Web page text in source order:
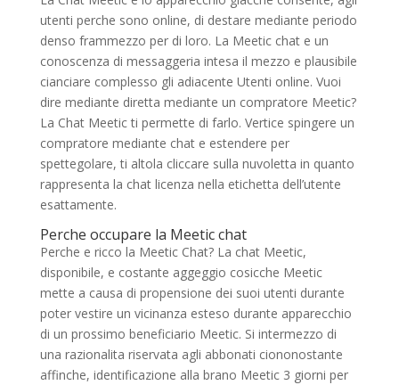
utenti perche sono online, di destare mediante periodo
denso frammezzo per di loro. La Meetic chat e un
conoscenza di messaggeria intesa il mezzo e plausibile
cianciare complesso gli adiacente Utenti online. Vuoi
dire mediante diretta mediante un compratore Meetic?
La Chat Meetic ti permette di farlo. Vertice spingere un
compratore mediante chat e estendere per
spettegolare, ti altola cliccare sulla nuvoletta in quanto
rappresenta la chat licenza nella etichetta dell’utente
esattamente.
Perche occupare la Meetic chat
Perche e ricco la Meetic Chat? La chat Meetic,
disponibile, e costante aggeggio cosicche Meetic
mette a causa di propensione dei suoi utenti durante
poter vestire un vicinanza esteso durante apparecchio
di un prossimo beneficiario Meetic. Si intermezzo di
una razionalita riservata agli abbonati ciononostante
affinche, identificazione alla brano Meetic 3 giorni per